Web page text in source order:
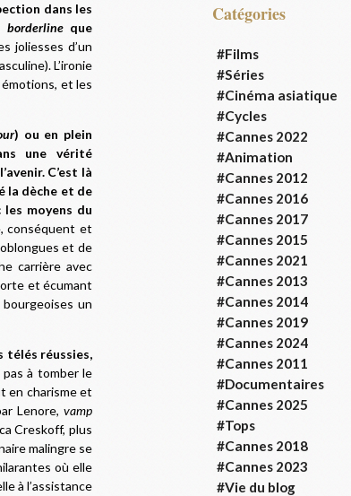
dans les
borderline que
joliesses d’un
L’ironie
et les
) ou en plein
une vérité
C’est là
la dèche et de
moyens du
conséquent et
et de
carrière avec
et écumant
un
télés réussies,
pas à tomber le
en charisme et
Lenore, vamp
Creskoff, plus
malingre se
où elle
à l’assistance
Catégories
#Films
#Séries
#Cinéma asiatique
#Cycles
#Cannes 2022
#Animation
#Cannes 2012
#Cannes 2016
#Cannes 2017
#Cannes 2015
#Cannes 2021
#Cannes 2013
#Cannes 2014
#Cannes 2019
#Cannes 2024
#Cannes 2011
#Documentaires
#Cannes 2025
#Tops
#Cannes 2018
#Cannes 2023
#Vie du blog